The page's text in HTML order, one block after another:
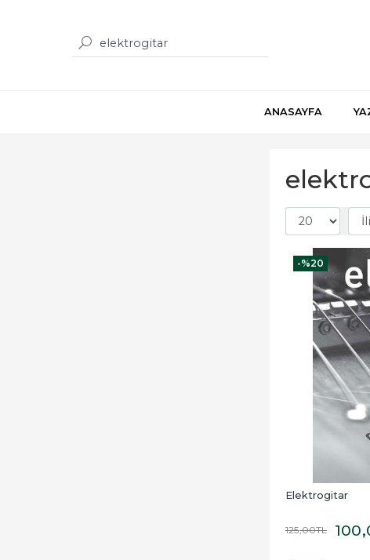
ANASAYFA
-%20
Elektrogitar
125,00TL 100